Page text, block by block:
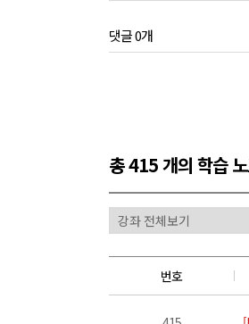
댓글 0개
총415 개의 학습
번호